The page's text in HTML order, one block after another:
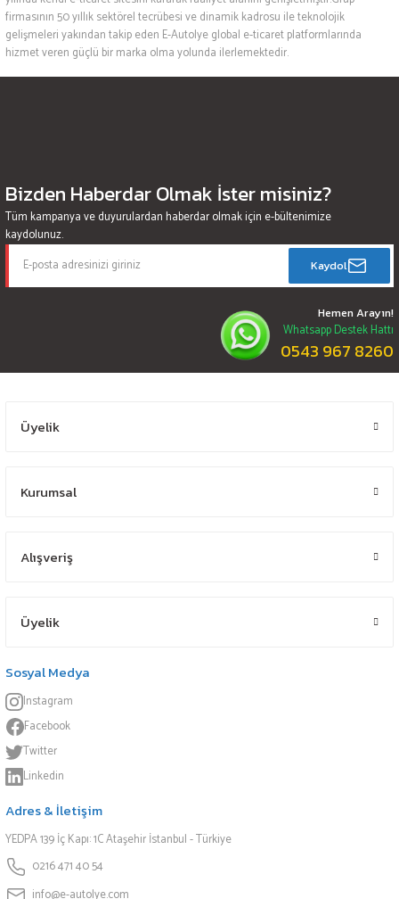
firmasının 50 yıllık sektörel tecrübesi ve dinamik kadrosu ile teknolojik
gelişmeleri yakından takip eden E-Autolye global e-ticaret platformlarında
hizmet veren güçlü bir marka olma yolunda ilerlemektedir.
Bizden Haberdar Olmak İster misiniz?
Tüm kampanya ve duyurulardan haberdar olmak için e-bültenimize
kaydolunuz.
Kaydol
Hemen Arayın!
Whatsapp Destek Hattı
0543 967 8260
Üyelik
Kurumsal
Alışveriş
Üyelik
Sosyal Medya
Instagram
Facebook
Twitter
Linkedin
Adres & İletişim
YEDPA 139 İç Kapı: 1C Ataşehir İstanbul - Türkiye
0216 471 40 54
info@e-autolye.com